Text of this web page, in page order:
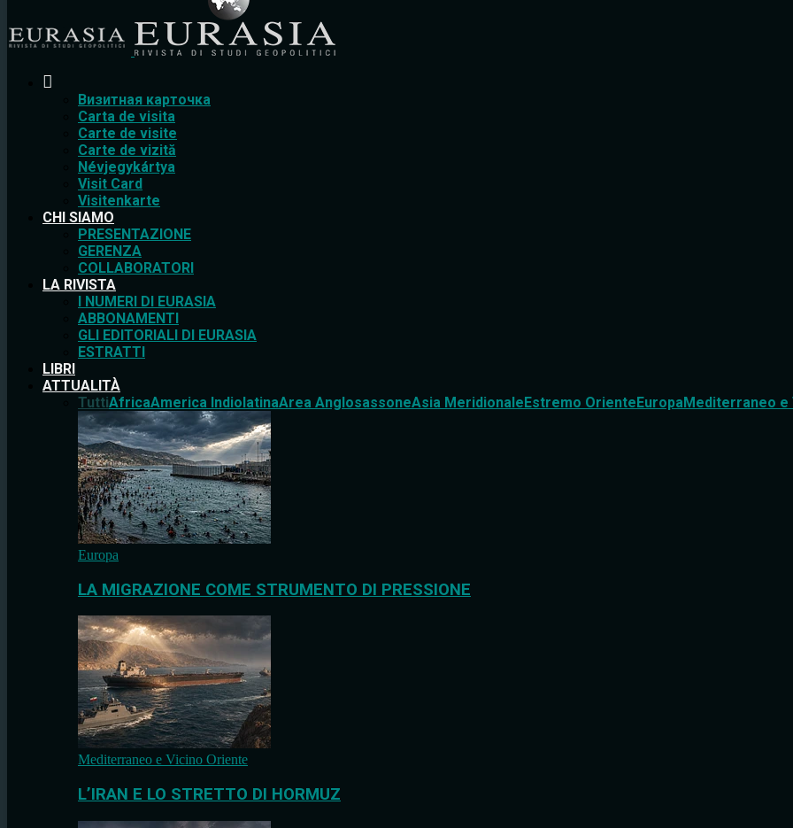
Bизитная карточка
Carta de visita
Carte de visite
Carte de vizită
Névjegykártya
Visit Card
Visitenkarte
CHI SIAMO
PRESENTAZIONE
GERENZA
COLLABORATORI
LA RIVISTA
I NUMERI DI EURASIA
ABBONAMENTI
GLI EDITORIALI DI EURASIA
ESTRATTI
LIBRI
ATTUALITÀ
TuttiAfricaAmerica IndiolatinaArea AnglosassoneAsia MeridionaleEstremo OrienteEuropaMediterraneo e
Europa
LA MIGRAZIONE COME STRUMENTO DI PRESSIONE
Mediterraneo e Vicino Oriente
L’IRAN E LO STRETTO DI HORMUZ